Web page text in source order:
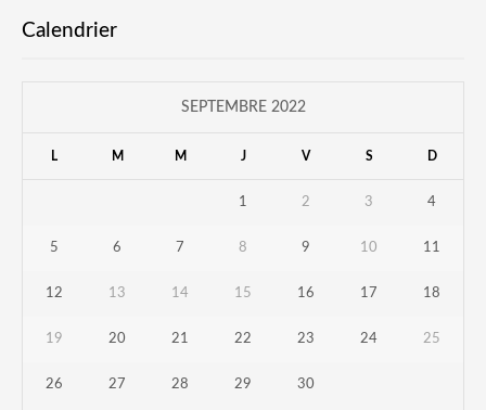
Calendrier
SEPTEMBRE 2022
L M M J V S D
1 2 3 4
5 6 7 8 9 10 11
12 13 14 15 16 17 18
19 20 21 22 23 24 25
26 27 28 29 30